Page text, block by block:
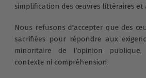
simplification des œuvres littéraires et
Nous refusons d'accepter que des
sacrifiées pour répondre aux
minoritaire de l’opinion
contexte ni compréhension.